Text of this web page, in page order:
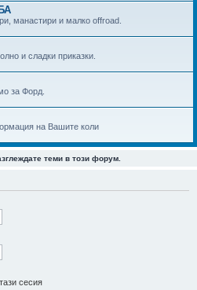
манaстири и малко offroad.
и сладки приказки.
за Форд.
на Вашите коли
теми в този форум.
сесия